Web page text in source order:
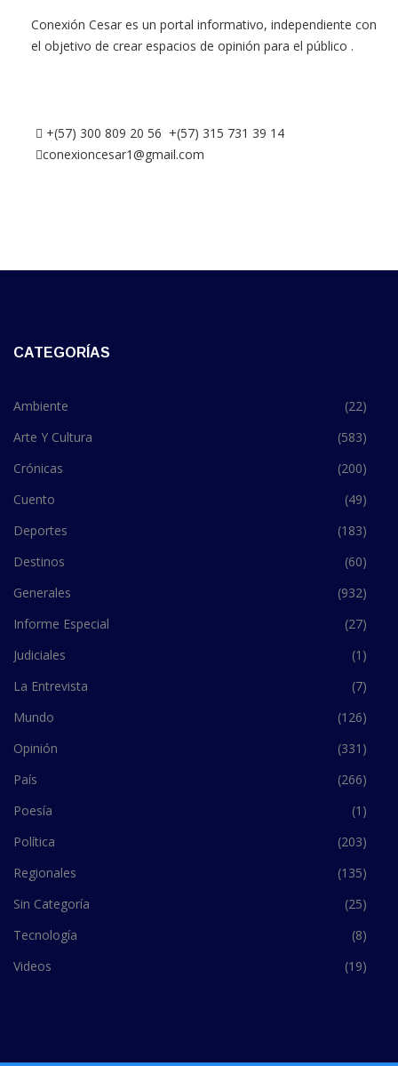
Conexión Cesar es un portal informativo, independiente con
el objetivo de crear espacios de opinión para el público .
+(57) 300 809 20 56 +(57) 315 731 39 14
conexioncesar1@gmail.com
CATEGORÍAS
Ambiente
(22)
Arte Y Cultura
(583)
Crónicas
(200)
Cuento
(49)
Deportes
(183)
Destinos
(60)
Generales
(932)
Informe Especial
(27)
Judiciales
(1)
La Entrevista
(7)
Mundo
(126)
Opinión
(331)
País
(266)
Poesía
(1)
Política
(203)
Regionales
(135)
Sin Categoría
(25)
Tecnología
(8)
Videos
(19)